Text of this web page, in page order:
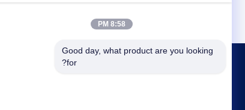
8:58 PM
Good day, what product are you looking
for?